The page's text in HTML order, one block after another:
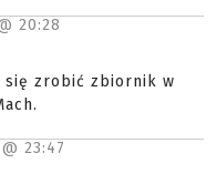
20:28
się zrobić zbiornik w
23:47